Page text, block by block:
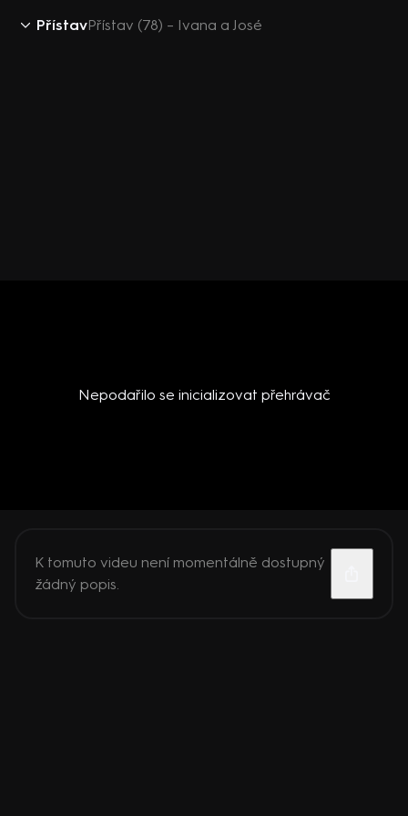
PřístavPřístav (78) – Ivana a José
Nepodařilo se inicializovat přehrávač
K tomuto videu není momentálně dostupný
žádný popis.